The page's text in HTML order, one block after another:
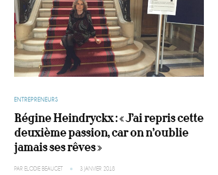
ENTREPRENEURS
Régine Heindryckx : « J’ai repris cette
deuxième passion, car on n’oublie
jamais ses rêves »
PAR ELODIE BEAUGET 3 JANVIER 2018